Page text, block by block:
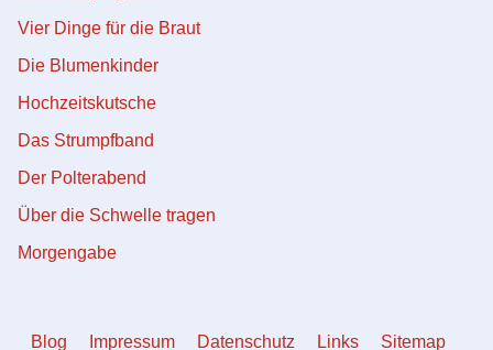
Vier Dinge für die Braut
Die Blumenkinder
Hochzeitskutsche
Das Strumpfband
Der Polterabend
Über die Schwelle tragen
Morgengabe
Blog Impressum Datenschutz Links Sitemap